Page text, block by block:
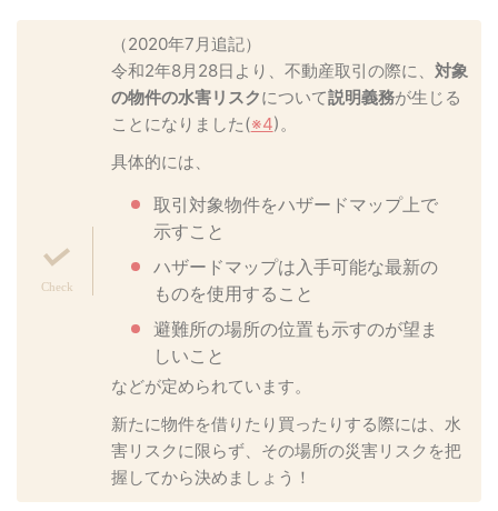
（2020年7月追記）
令和2年8月28日より、不動産取引の際に、 対象
の物件の水害リスクについて説明義務が生じる
ことになりました(※4)。
具体的には、
取引対象物件をハザードマップ上で
示すこと
ハザードマップは入手可能な最新の
ものを使用すること
避難所の場所の位置も示すのが望ま
しいこと
などが定められています。
新たに物件を借りたり買ったりする際には、水
害リスクに限らず、その場所の災害リスクを把
握してから決めましょう！